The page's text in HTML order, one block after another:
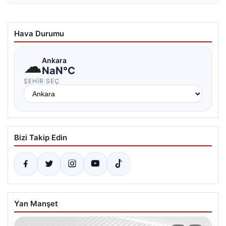
Hava Durumu
☁Ankara
NaN°C
ŞEHIR SEÇ
Bizi Takip Edin
Yan Manşet